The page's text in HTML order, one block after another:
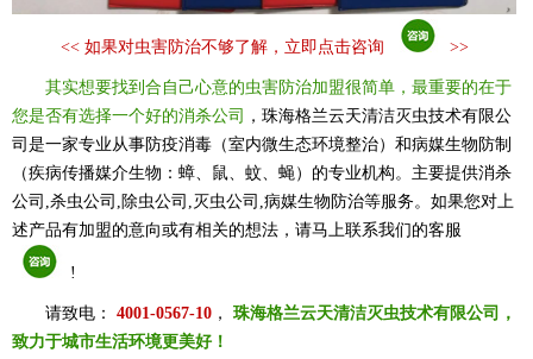
<< 如果对虫害防治不够了解，立即点击咨询 >>
其实想要找到合自己心意的虫害防治加盟很简单，最重要的在于
您是否有选择一个好的消杀公司
，珠海格兰云天清洁灭虫技术有限公
司是一家专业从事防疫消毒（室内微生态环境整治）和病媒生物防制
（疾病传播媒介生物：蟑、鼠、蚊、蝇）的专业机构。主要提供消杀
公司,杀虫公司,除虫公司,灭虫公司,病媒生物防治等服务。如果您对上
述产品有加盟的意向或有相关的想法，请马上联系我们的客服
!
请致电： 4001-0567-10 ， 珠海格兰云天清洁灭虫技术有限公司，
致力于城市生活环境更美好！